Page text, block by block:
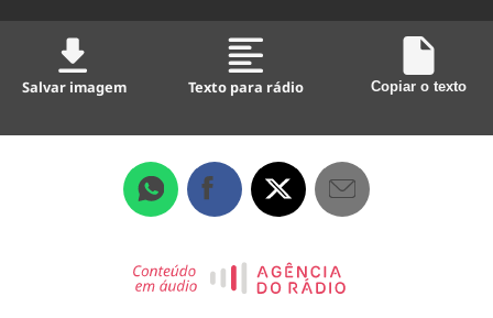
Salvar imagem Texto para rádio Copiar o texto